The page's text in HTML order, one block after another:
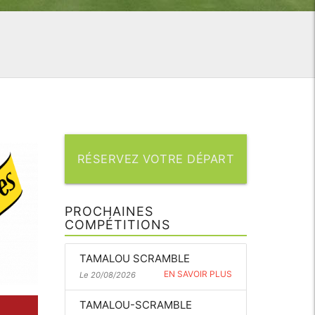
RÉSERVEZ VOTRE DÉPART
PROCHAINES
COMPÉTITIONS
TAMALOU SCRAMBLE
Le 20/08/2026 EN SAVOIR PLUS
TAMALOU-SCRAMBLE